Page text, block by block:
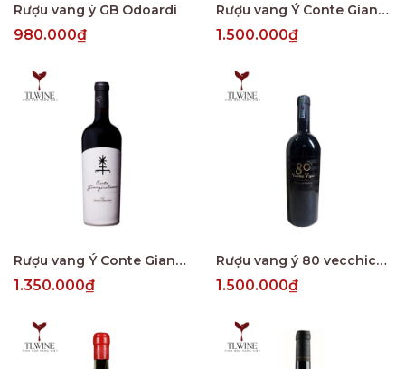
Rượu vang ý GB Odoardi
980.000₫
Rượu vang Ý Conte Giangirolamo Limited Edition
1.500.000₫
Rượu vang Ý Conte Giangirolamo
1.350.000₫
Rượu vang ý 80 vecchice Vigne riserva
1.500.000₫